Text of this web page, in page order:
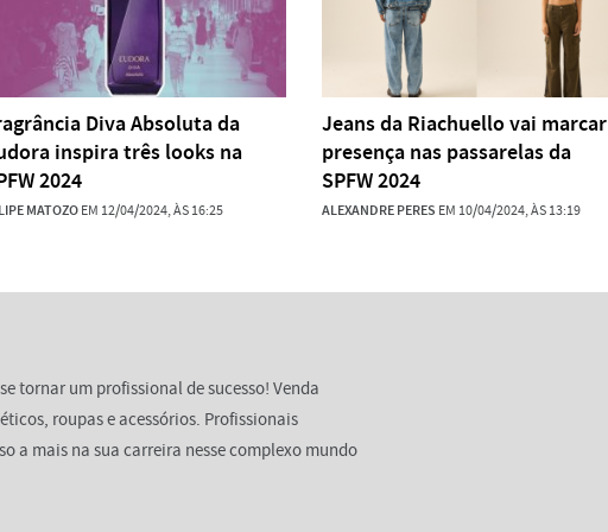
Diva Absoluta da
inspira três looks na
2024
MATOZOEM 12/04/2024, ÀS 16:25
Jeans da Riachuello vai marcar
presença nas passarelas da
SPFW 2024
ALEXANDRE PERES EM 10/04/2024, ÀS 13:19
tornar um profissional de sucesso! Venda
roupas e acessórios. Profissionais
a mais na sua carreira nesse complexo mundo